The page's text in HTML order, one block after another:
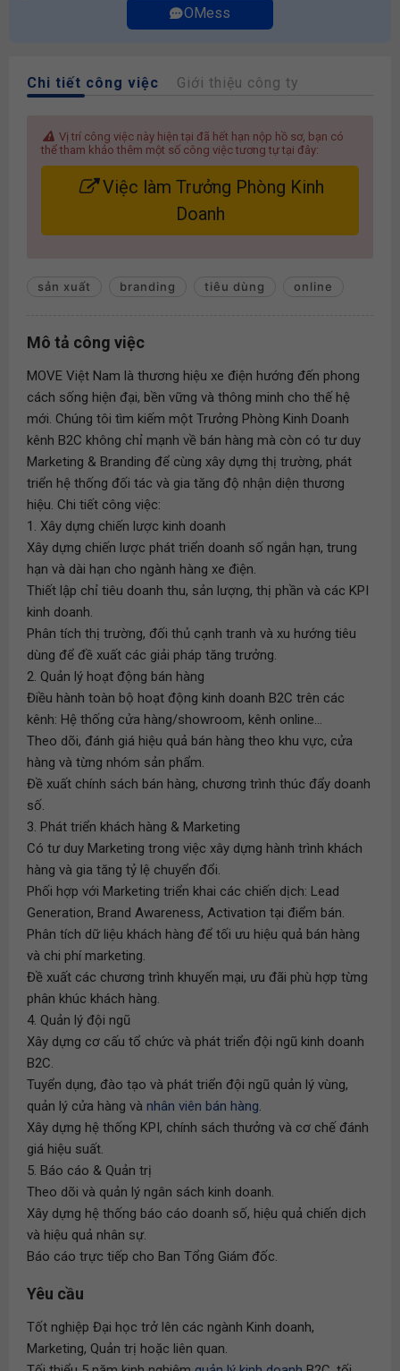
OMess
Chi tiết công việc Giới thiệu công ty
Vị trí công việc này hiện tại đã hết hạn nộp hồ sơ, bạn có
thể tham khảo thêm một số công việc tương tự tại đây:
Việc làm Trưởng Phòng Kinh
Doanh
sản xuất branding tiêu dùng online
Mô tả công việc
MOVE Việt Nam là thương hiệu xe điện hướng đến phong
cách sống hiện đại, bền vững và thông minh cho thế hệ
mới. Chúng tôi tìm kiếm một Trưởng Phòng Kinh Doanh
kênh B2C không chỉ mạnh về bán hàng mà còn có tư duy
Marketing & Branding để cùng xây dựng thị trường, phát
triển hệ thống đối tác và gia tăng độ nhận diện thương
hiệu. Chi tiết công việc:
1. Xây dựng chiến lược kinh doanh
Xây dựng chiến lược phát triển doanh số ngắn hạn, trung
hạn và dài hạn cho ngành hàng xe điện.
Thiết lập chỉ tiêu doanh thu, sản lượng, thị phần và các KPI
kinh doanh.
Phân tích thị trường, đối thủ cạnh tranh và xu hướng tiêu
dùng để đề xuất các giải pháp tăng trưởng.
2. Quản lý hoạt động bán hàng
Điều hành toàn bộ hoạt động kinh doanh B2C trên các
kênh: Hệ thống cửa hàng/showroom, kênh online...
Theo dõi, đánh giá hiệu quả bán hàng theo khu vực, cửa
hàng và từng nhóm sản phẩm.
Đề xuất chính sách bán hàng, chương trình thúc đẩy doanh
số.
3. Phát triển khách hàng & Marketing
Có tư duy Marketing trong việc xây dựng hành trình khách
hàng và gia tăng tỷ lệ chuyển đổi.
Phối hợp với Marketing triển khai các chiến dịch: Lead
Generation, Brand Awareness, Activation tại điểm bán.
Phân tích dữ liệu khách hàng để tối ưu hiệu quả bán hàng
và chi phí marketing.
Đề xuất các chương trình khuyến mại, ưu đãi phù hợp từng
phân khúc khách hàng.
4. Quản lý đội ngũ
Xây dựng cơ cấu tổ chức và phát triển đội ngũ kinh doanh
B2C.
Tuyển dụng, đào tạo và phát triển đội ngũ quản lý vùng,
quản lý cửa hàng và nhân viên bán hàng.
Xây dựng hệ thống KPI, chính sách thưởng và cơ chế đánh
giá hiệu suất.
5. Báo cáo & Quản trị
Theo dõi và quản lý ngân sách kinh doanh.
Xây dựng hệ thống báo cáo doanh số, hiệu quả chiến dịch
và hiệu quả nhân sự.
Báo cáo trực tiếp cho Ban Tổng Giám đốc.
Yêu cầu
Tốt nghiệp Đại học trở lên các ngành Kinh doanh,
Marketing, Quản trị hoặc liên quan.